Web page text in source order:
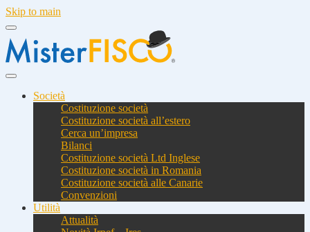
Skip to main
Società
Costituzione società
Costituzione società all’estero
Cerca un’impresa
Bilanci
Costituzione società Ltd Inglese
Costituzione società in Romania
Costituzione società alle Canarie
Convenzioni
Utilità
Attualità